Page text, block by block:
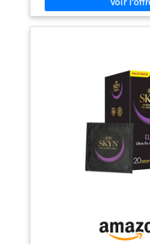
FORME ET TAILLE - Les
diamètre moyen de 56 mm,
Vous pouvez variez les
Essential pour des rapports
préservatifs respectent
latex issu d'un commerce
carton recyclable QUALITE ET
préservatifs sont testés
vérifier l’absence de trous et
possède plus de 90 années
fabrication de préservatifs;
marque n°1 des